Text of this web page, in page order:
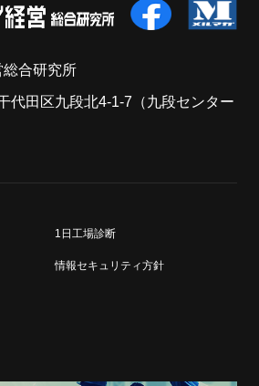
合研究所
代田区九段北4-1-7（九段センター
1日工場診断
情報セキュリティ方針